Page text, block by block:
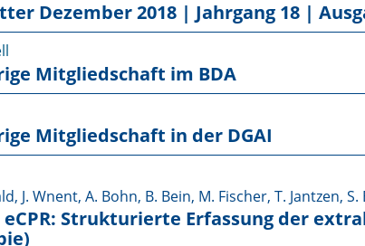
Dezember 2018 | Jahrgang 18 |
Mitgliedschaft im BDA
Mitgliedschaft in der DGAI
J. Wnent, A. Bohn, B. Bein, M. Fischer, T. Jantzen,
Strukturierte Erfassung der